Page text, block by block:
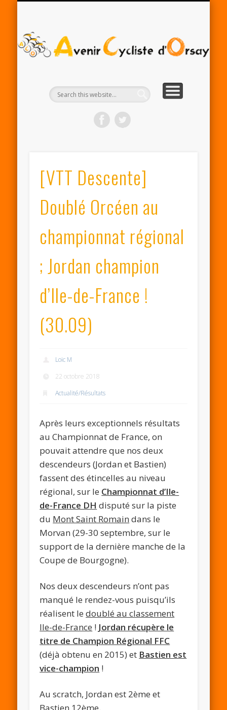
[VTT Descente]
Doublé Orcéen au
championnat régional
; Jordan champion
d’Ile-de-France !
(30.09)
Loic M
22 octobre 2018
Actualité/Résultats
Après leurs exceptionnels résultats
au Championnat de France, on
pouvait attendre que nos deux
descendeurs (Jordan et Bastien)
fassent des étincelles au niveau
régional, sur le Championnat d’Ile-
de-France DH disputé sur la piste
du Mont Saint Romain dans le
Morvan (29-30 septembre, sur le
support de la dernière manche de la
Coupe de Bourgogne).
Nos deux descendeurs n’ont pas
manqué le rendez-vous puisqu’ils
réalisent ledoublé au classement
Ile-de-France ! Jordan récupère le
titre de Champion Régional FFC
(déjà obtenu en 2015) et Bastien est
vice-champion !
Au scratch, Jordan est 2ème et